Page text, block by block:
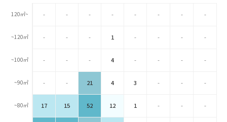
120㎡~ - - - - - - - -
~120㎡ - - - 1 - - - -
~100㎡ - - - 4 - - - -
~90㎡ - - 21 4 3 - - -
~80㎡ 17 15 52 12 1 - - -